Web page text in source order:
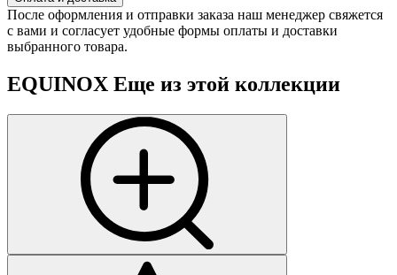
После оформления и отправки заказа наш менеджер свяжется
с вами и согласует удобные формы оплаты и доставки
выбранного товара.
EQUINOX Еще из этой коллекции